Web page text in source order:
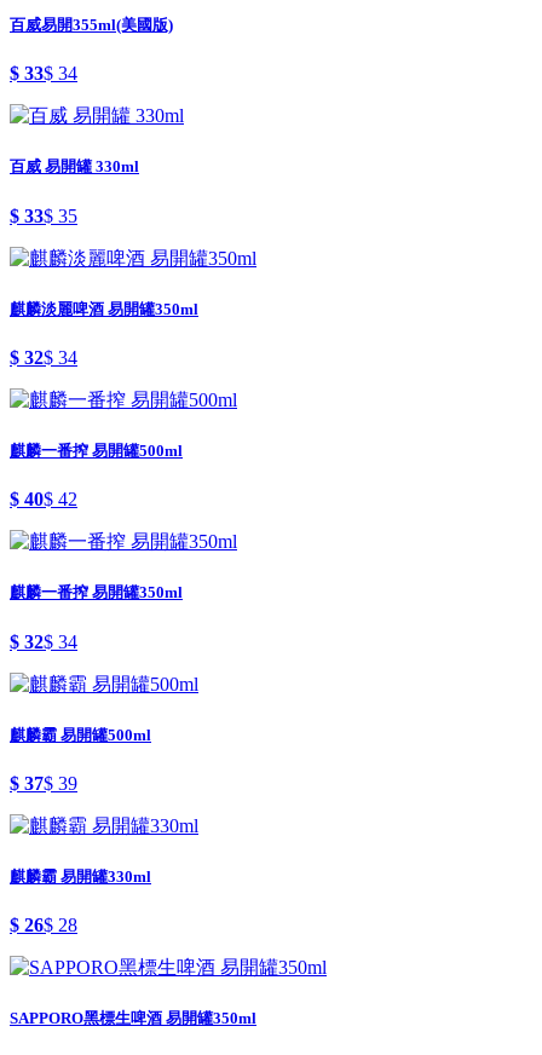
百威易開355ml(美國版)
$ 33$ 34
百威 易開罐 330ml
$ 33$ 35
麒麟淡麗啤酒 易開罐350ml
$ 32$ 34
麒麟一番搾 易開罐500ml
$ 40$ 42
麒麟一番搾 易開罐350ml
$ 32$ 34
麒麟霸 易開罐500ml
$ 37$ 39
麒麟霸 易開罐330ml
$ 26$ 28
SAPPORO黑標生啤酒 易開罐350ml